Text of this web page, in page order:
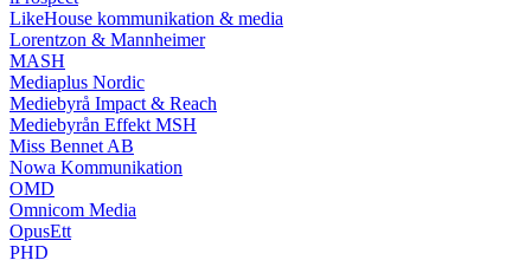
LikeHouse kommunikation & media
Lorentzon & Mannheimer
MASH
Mediaplus Nordic
Mediebyrå Impact & Reach
Mediebyrån Effekt MSH
Miss Bennet AB
Nowa Kommunikation
OMD
Omnicom Media
OpusEtt
PHD